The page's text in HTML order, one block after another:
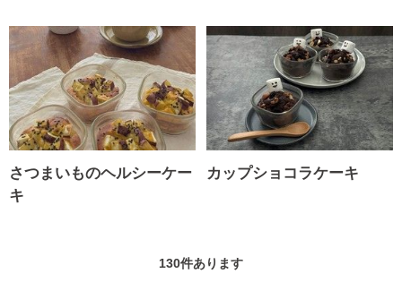
さつまいものヘルシーケー
キ
カップショコラケーキ
130件あります